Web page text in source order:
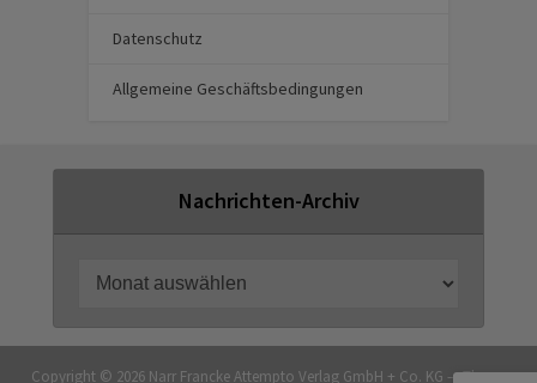
Datenschutz
Allgemeine Geschäftsbedingungen
Nachrichten-Archiv
Copyright © 2026 Narr Francke Attempto Verlag GmbH + Co. KG — Theme